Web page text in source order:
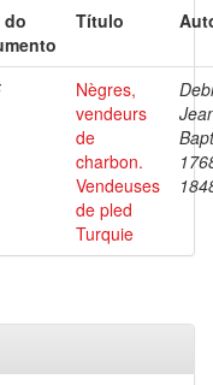
do
Título
Nègres,
vendeurs
de
charbon.
Vendeuses
de pled
Turquie